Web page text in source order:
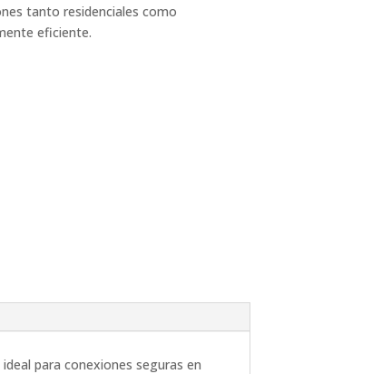
tanto residenciales como
eficiente.
para conexiones seguras en